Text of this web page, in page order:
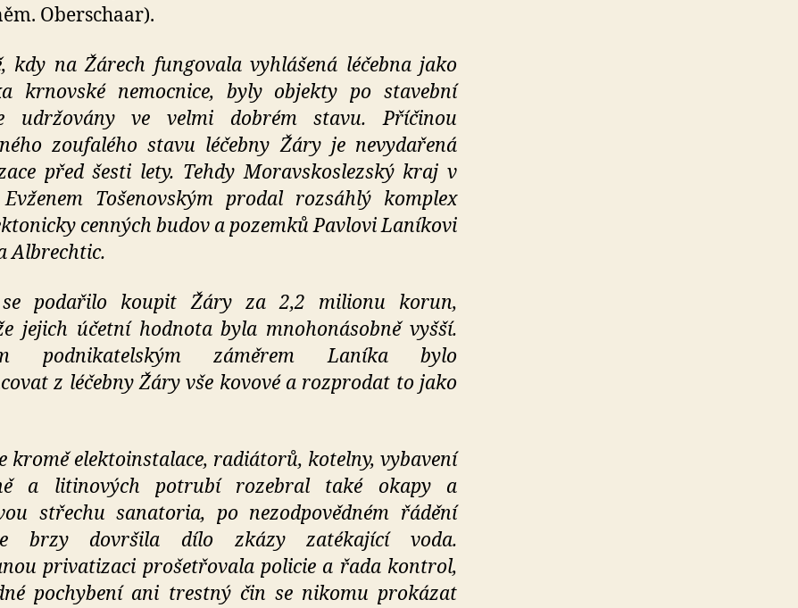
Oberschaar).
kdy na Žárech fungovala vyhlášená léčebna jako
krnovské nemocnice, byly objekty po stavební
udržovány ve velmi dobrém stavu. Příčinou
zoufalého stavu léčebny Žáry je nevydařená
před šesti lety. Tehdy Moravskoslezský kraj v
Tošenovským prodal rozsáhlý komplex
cenných budov a pozemků Pavlovi Laníkovi
Albrechtic.
podařilo koupit Žáry za 2,2 milionu korun,
jejich účetní hodnota byla mnohonásobně vyšší.
podnikatelským záměrem Laníka bylo
z léčebny Žáry vše kovové a rozprodat to jako
kromě elektoinstalace, radiátorů, kotelny, vybavení
a litinových potrubí rozebral také okapy a
střechu sanatoria, po nezodpovědném řádění
brzy dovršila dílo zkázy zatékající voda.
privatizaci prošetřovala policie a řada kontrol,
pochybení ani trestný čin se nikomu prokázat